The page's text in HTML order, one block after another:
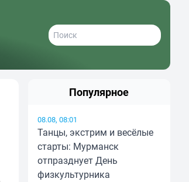
Популярное
08.08, 08:01
Танцы, экстрим и весёлые
старты: Мурманск
отпразднует День
физкультурника